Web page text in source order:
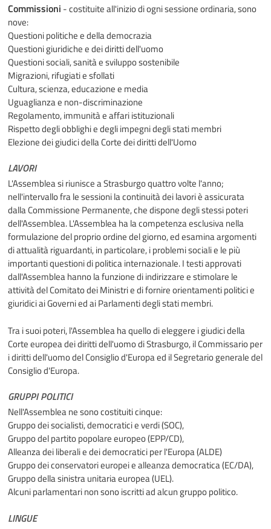
Commissioni - costituite all'inizio di ogni sessione ordinaria, sono
nove:
Questioni politiche e della democrazia
Questioni giuridiche e dei diritti dell'uomo
Questioni sociali, sanità e sviluppo sostenibile
Migrazioni, rifugiati e sfollati
Cultura, scienza, educazione e media
Uguaglianza e non-discriminazione
Regolamento, immunità e affari istituzionali
Rispetto degli obblighi e degli impegni degli stati membri
Elezione dei giudici della Corte dei diritti dell'Uomo
LAVORI
L'Assemblea si riunisce a Strasburgo quattro volte l'anno;
nell'intervallo fra le sessioni la continuità dei lavori è assicurata
dalla Commissione Permanente, che dispone degli stessi poteri
dell'Assemblea. L'Assemblea ha la competenza esclusiva nella
formulazione del proprio ordine del giorno, ed esamina argomenti
di attualità riguardanti, in particolare, i problemi sociali e le più
importanti questioni di politica internazionale. I testi approvati
dall'Assemblea hanno la funzione di indirizzare e stimolare le
attività del Comitato dei Ministri e di fornire orientamenti politici e
giuridici ai Governi ed ai Parlamenti degli stati membri.
Tra i suoi poteri, l'Assemblea ha quello di eleggere i giudici della
Corte europea dei diritti dell'uomo di Strasburgo, il Commissario per
i diritti dell'uomo del Consiglio d'Europa ed il Segretario generale del
Consiglio d'Europa.
GRUPPI POLITICI
Nell'Assemblea ne sono costituiti cinque:
Gruppo dei socialisti, democratici e verdi (SOC),
Gruppo del partito popolare europeo (EPP/CD),
Alleanza dei liberali e dei democratici per l'Europa (ALDE)
Gruppo dei conservatori europei e alleanza democratica (EC/DA),
Gruppo della sinistra unitaria europea (UEL).
Alcuni parlamentari non sono iscritti ad alcun gruppo politico.
LINGUE